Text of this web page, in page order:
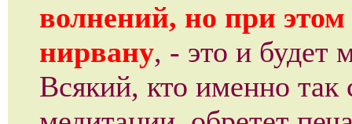
волнений, но при
нирвану, - это и будет
Всякий, кто именно так